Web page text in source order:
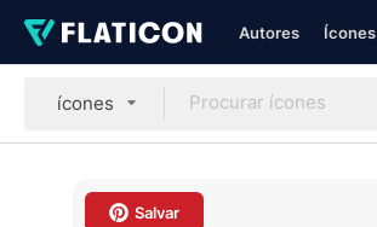
Autores Ícones
ícones
Salvar